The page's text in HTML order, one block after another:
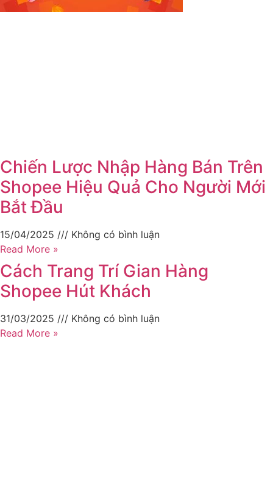
Chiến Lược Nhập Hàng Bán Trên
Shopee Hiệu Quả Cho Người Mới
Bắt Đầu
15/04/2025
Không có bình luận
Read More »
Cách Trang Trí Gian Hàng
Shopee Hút Khách
31/03/2025
Không có bình luận
Read More »